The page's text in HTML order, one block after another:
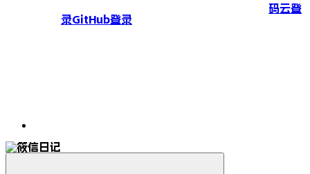
码云登
录GitHub登录